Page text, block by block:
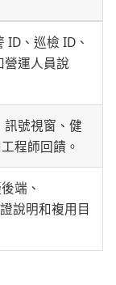
ID、巡檢 ID、
營運人員說
號視窗、健
程師回饋。
端、
說明和複用目